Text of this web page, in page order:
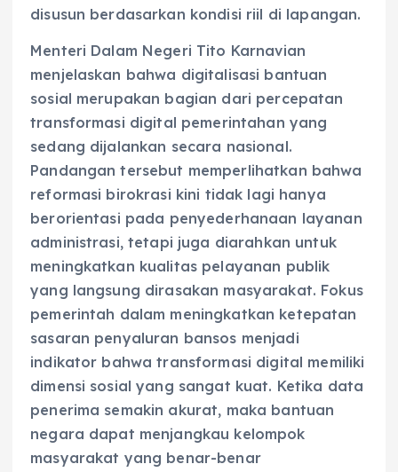
disusun berdasarkan kondisi riil di lapangan.
Menteri Dalam Negeri Tito Karnavian
menjelaskan bahwa digitalisasi bantuan
sosial merupakan bagian dari percepatan
transformasi digital pemerintahan yang
sedang dijalankan secara nasional.
Pandangan tersebut memperlihatkan bahwa
reformasi birokrasi kini tidak lagi hanya
berorientasi pada penyederhanaan layanan
administrasi, tetapi juga diarahkan untuk
meningkatkan kualitas pelayanan publik
yang langsung dirasakan masyarakat. Fokus
pemerintah dalam meningkatkan ketepatan
sasaran penyaluran bansos menjadi
indikator bahwa transformasi digital memiliki
dimensi sosial yang sangat kuat. Ketika data
penerima semakin akurat, maka bantuan
negara dapat menjangkau kelompok
masyarakat yang benar-benar